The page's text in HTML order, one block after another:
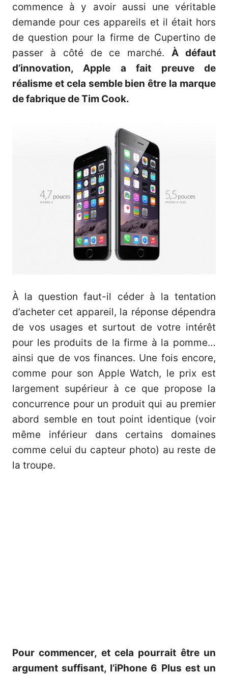
commence à y avoir aussi une véritable
demande pour ces appareils et il était hors
de question pour la firme de Cupertino de
passer à côté de ce marché.À défaut
d’innovation, Apple a fait preuve de
réalisme et cela semble bien être la marque
de fabrique de Tim Cook.
À la question faut-il céder à la tentation
d’acheter cet appareil, la réponse dépendra
de vos usages et surtout de votre intérêt
pour les produits de la firme à la pomme…
ainsi que de vos finances. Une fois encore,
comme pour son Apple Watch, le prix est
largement supérieur à ce que propose la
concurrence pour un produit qui au premier
abord semble en tout point identique (voir
même inférieur dans certains domaines
comme celui du capteur photo) au reste de
la troupe.
Pour commencer, et cela pourrait être un
argument suffisant, l’iPhone 6 Plus est un